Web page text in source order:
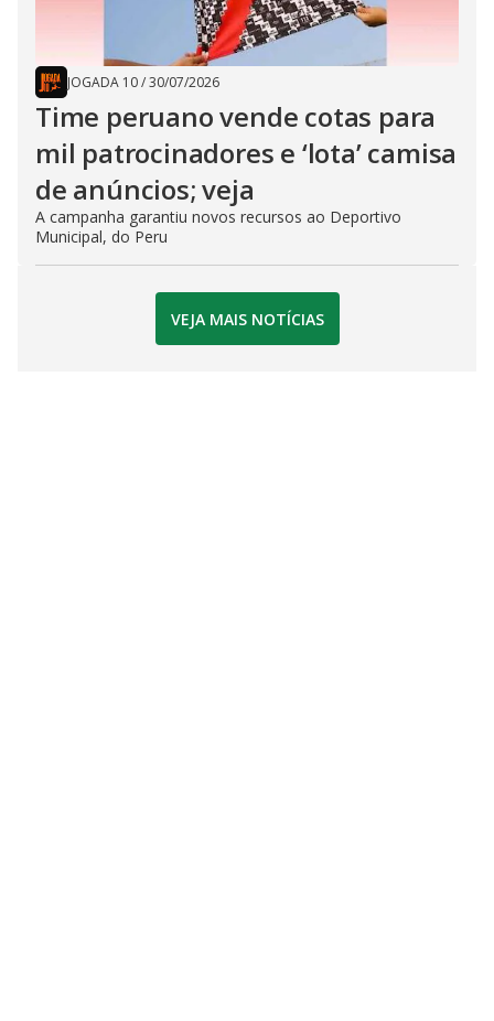
JOGADA 10/30/07/2026
Time peruano vende cotas para
mil patrocinadores e ‘lota’ camisa
de anúncios; veja
A campanha garantiu novos recursos ao Deportivo
Municipal, do Peru
VEJA MAIS NOTÍCIAS